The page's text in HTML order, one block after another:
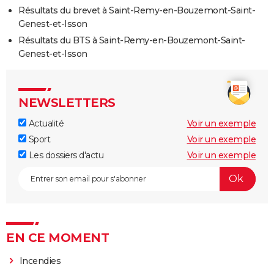
Résultats du brevet à Saint-Remy-en-Bouzemont-Saint-
Genest-et-Isson
Résultats du BTS à Saint-Remy-en-Bouzemont-Saint-
Genest-et-Isson
NEWSLETTERS
Actualité
Voir un exemple
Sport
Voir un exemple
Les dossiers d'actu
Voir un exemple
EN CE MOMENT
Incendies